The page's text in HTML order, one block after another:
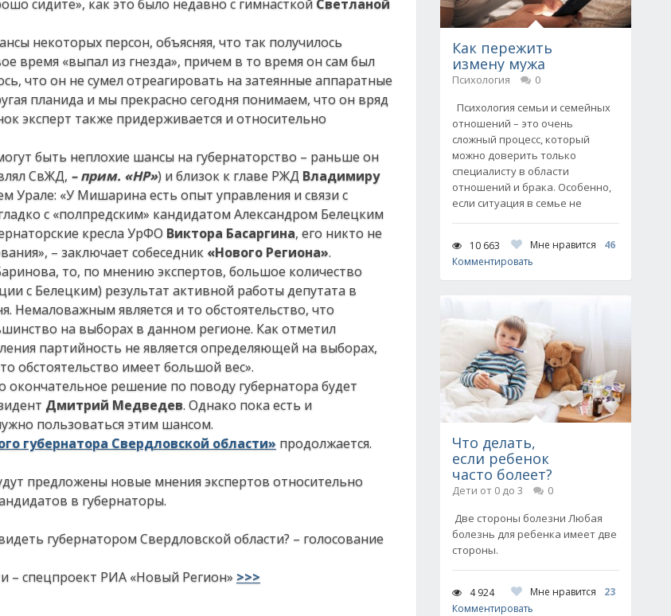
сидите», как это было недавно с гимнасткой Светланой
некоторых персон, объясняя, что так получилось
время «выпал из гнезда», причем в то время он сам был
что он не сумел отреагировать на затеянные аппаратные
планида и мы прекрасно сегодня понимаем, что он вряд
эксперт также придерживается и относительно
быть неплохие шансы на губернаторство – раньше он
СвЖД, – прим. «НР») и близок к главе РЖД Владимиру
Урале: «У Мишарина есть опыт управления и связи с
с «полпредским» кандидатом Александром Белецким
кресла УрФО Виктора Басаргина, его никто не
– заключает собеседник «Нового Региона».
то, по мнению экспертов, большое количество
с Белецким) результат активной работы депутата в
Немаловажным является и то обстоятельство, что
на выборах в данном регионе. Как отметил
партийность не является определяющей на выборах,
обстоятельство имеет большой вес».
окончательное решение по поводу губернатора будет
Дмитрий Медведев. Однако пока есть и
пользоваться этим шансом.
губернатора Свердловской области» продолжается.
предложены новые мнения экспертов относительно
в губернаторы.
губернатором Свердловской области? – голосование
– спецпроект РИА «Новый Регион» >>>
Как пережить
измену мужа
Психология
0
Психология семьи и семейных
отношений – это очень
сложный процесс, который
можно доверить только
специалисту в области
отношений и брака. Особенно,
если ситуация в семье не
10 663 Мне нравится
46
Комментировать
Что делать,
если ребенок
часто болеет?
Дети от 0 до 3
0
Две стороны болезни Любая
болезнь для ребенка имеет две
стороны.
4 924 Мне нравится
23
Комментировать